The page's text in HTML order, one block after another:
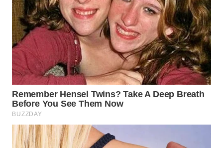
TAPANULI
UTARA
WN
SAMOSIR
PADANG
LAWAS
WN
SUMEDANG